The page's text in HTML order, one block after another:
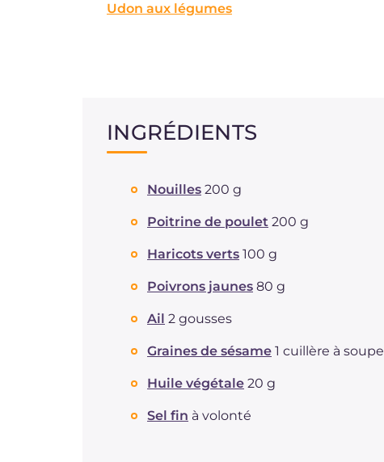
Udon aux légumes
INGRÉDIENTS
Nouilles 200 g
Poitrine de poulet 200 g
Haricots verts 100 g
Poivrons jaunes 80 g
Ail 2 gousses
Graines de sésame 1 cuillère à soupe
Huile végétale 20 g
Sel fin à volonté